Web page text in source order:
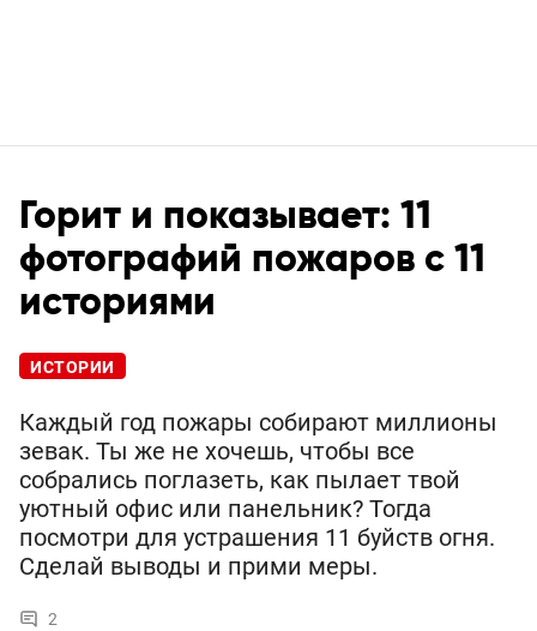
Горит и показывает: 11
фотографий пожаров с 11
историями
ИСТОРИИ
Каждый год пожары собирают миллионы
зевак. Ты же не хочешь, чтобы все
собрались поглазеть, как пылает твой
уютный офис или панельник? Тогда
посмотри для устрашения 11 буйств огня.
Сделай выводы и прими меры.
2